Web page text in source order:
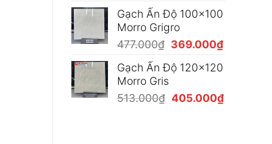
là:
477.000₫.
tại
Gạch Ấn Độ 100x100
Morro Grigro
477.000₫ Giá
là:
369.000₫Giá
tại
Gạch Ấn Độ 120x120
Morro Gris
513.000₫ Giá
405.000₫Giá